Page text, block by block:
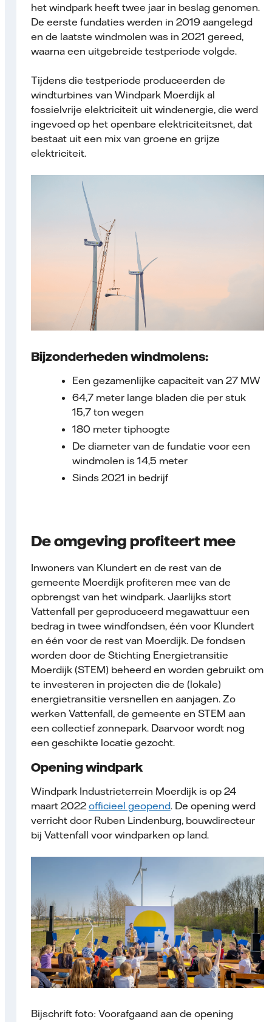
het windpark heeft twee jaar in beslag genomen.
De eerste fundaties werden in 2019 aangelegd
en de laatste windmolen was in 2021 gereed,
waarna een uitgebreide testperiode volgde.
Tijdens die testperiode produceerden de
windturbines van Windpark Moerdijk al
fossielvrije elektriciteit uit windenergie, die werd
ingevoed op het openbare elektriciteitsnet, dat
bestaat uit een mix van groene en grijze
elektriciteit.
Bijzonderheden windmolens:
Een gezamenlijke capaciteit van 27 MW
64,7 meter lange bladen die per stuk
15,7 ton wegen
180 meter tiphoogte
De diameter van de fundatie voor een
windmolen is 14,5 meter
Sinds 2021 in bedrijf
De omgeving profiteert mee
Inwoners van Klundert en de rest van de
gemeente Moerdijk profiteren mee van de
opbrengst van het windpark. Jaarlijks stort
Vattenfall per geproduceerd megawattuur een
bedrag in twee windfondsen, één voor Klundert
en één voor de rest van Moerdijk. De fondsen
worden door de Stichting Energietransitie
Moerdijk (STEM) beheerd en worden gebruikt om
te investeren in projecten die de (lokale)
energietransitie versnellen en aanjagen. Zo
werken Vattenfall, de gemeente en STEM aan
een collectief zonnepark. Daarvoor wordt nog
een geschikte locatie gezocht.
Opening windpark
Windpark Industrieterrein Moerdijk is op 24
maart 2022 officieel geopend. De opening werd
verricht door Ruben Lindenburg, bouwdirecteur
bij Vattenfall voor windparken op land.
Bijschrift foto: Voorafgaand aan de opening